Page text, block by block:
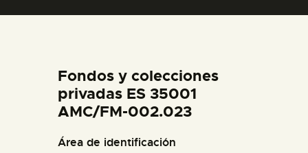
ESPAÑOL
Fondos y colecciones
privadas ES 35001
AMC/FM-002.023
Área de identificación